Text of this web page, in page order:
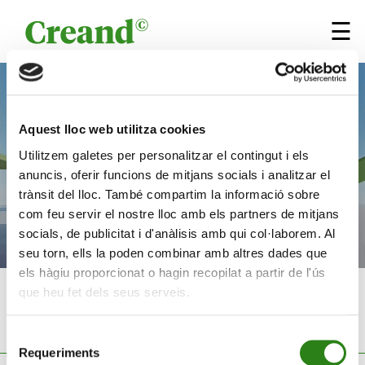
Aquest lloc web utilitza cookies
Utilitzem galetes per personalitzar el contingut i els
anuncis, oferir funcions de mitjans socials i analitzar el
trànsit del lloc. També compartim la informació sobre
com feu servir el nostre lloc amb els partners de mitjans
socials, de publicitat i d'anàlisis amb qui col·laborem. Al
seu torn, ells la poden combinar amb altres dades que
els hàgiu proporcionat o hagin recopilat a partir de l'ús
que heu fet dels seus serveis.
de Requeriments
☰
×
Memòria2025